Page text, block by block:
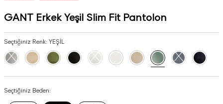
GANT Erkek Yeşil Slim Fit Pantolon
Seçtiğiniz Renk:YEŞİL
Seçtiğiniz Beden: